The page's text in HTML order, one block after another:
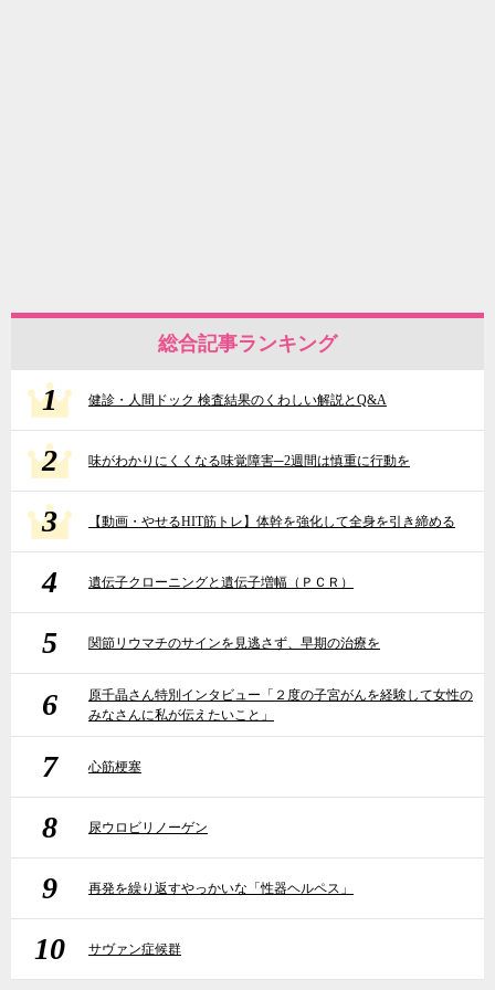
総合記事ランキング
1 健診・人間ドック 検査結果のくわしい解説とQ&A
2 味がわかりにくくなる味覚障害─2週間は慎重に行動を
3 【動画・やせるHIT筋トレ】体幹を強化して全身を引き締める
4 遺伝子クローニングと遺伝子増幅（ＰＣＲ）
5 関節リウマチのサインを見逃さず、早期の治療を
6
原千晶さん特別インタビュー「２度の子宮がんを経験して女性の
みなさんに私が伝えたいこと」
7 心筋梗塞
8 尿ウロビリノーゲン
9 再発を繰り返すやっかいな「性器ヘルペス」
10 サヴァン症候群